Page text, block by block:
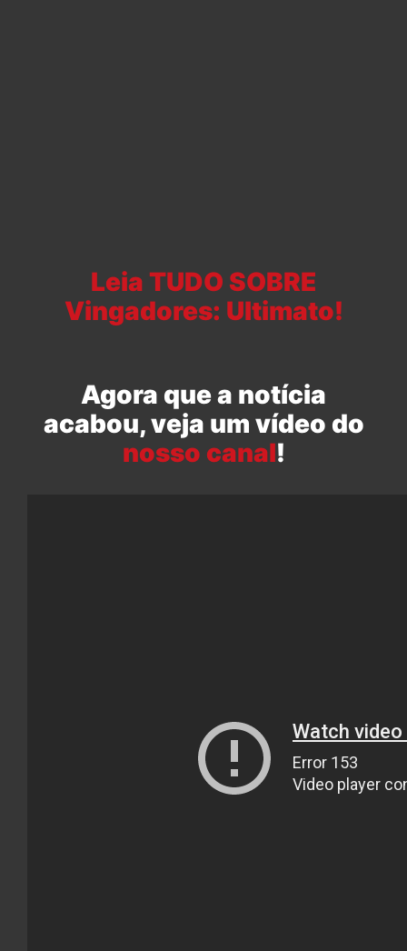
Leia TUDO SOBRE
Vingadores: Ultimato!
Agora que a notícia
acabou, veja um vídeo do
nosso canal!